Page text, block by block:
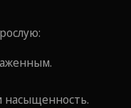
насыщенность.